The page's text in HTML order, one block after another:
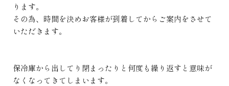
ります。
その為、時間を決めお客様が到着してからご案内をさせて
いただきます。
保冷庫から出してり閉まったりと何度も繰り返すと意味が
なくなってきてしまいます。